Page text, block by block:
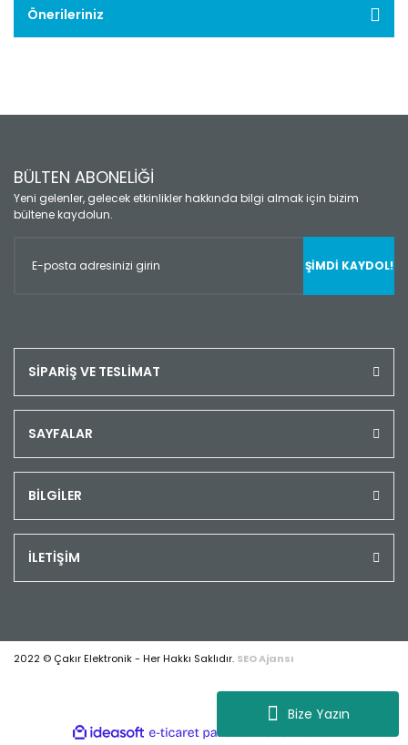
Bize Yazın
Önerileriniz
BÜLTEN ABONELİĞİ
Yeni gelenler, gelecek etkinlikler hakkında bilgi almak için bizim
bültene kaydolun.
ŞİMDİ KAYDOL!
SİPARİŞ VE TESLİMAT
SAYFALAR
BİLGİLER
İLETİŞİM
2022 © Çakır Elektronik - Her Hakkı Saklıdır. SEO Ajansı
ideasoft